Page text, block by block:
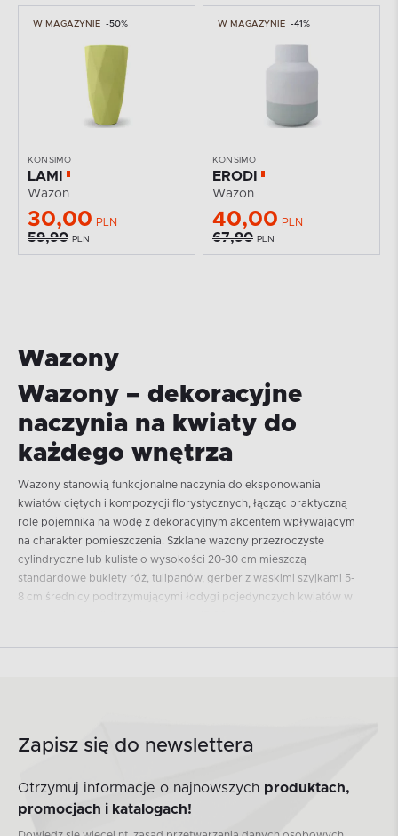
W MAGAZYNIE -50%
KONSIMO
LAMI
Wazon
30,00 PLN
59,90 PLN
W MAGAZYNIE -41%
KONSIMO
ERODI
Wazon
40,00 PLN
67,90 PLN
Wazony
Wazony – dekoracyjne
naczynia na kwiaty do
każdego wnętrza
Wazony stanowią funkcjonalne naczynia do eksponowania
kwiatów ciętych i kompozycji florystycznych, łącząc praktyczną
rolę pojemnika na wodę z dekoracyjnym akcentem wpływającym
na charakter pomieszczenia. Szklane wazony przezroczyste
cylindryczne lub kuliste o wysokości 20-30 cm mieszczą
standardowe bukiety róż, tulipanów, gerber z wąskimi szyjkami 5-
8 cm średnicy podtrzymującymi łodygi pojedynczych kwiatów w
ciężarem rozłożystych bukietów. Kolorowe szkło barwione w
intensywności wizualnej bez konieczności wypełniania kwiatami,
gdzie pusty wazon pełni rolę samodzielnej rzeźby kolorystycznej.
Zapisz się do newslettera
Otrzymuj informacje o najnowszych produktach,
promocjach i katalogach!